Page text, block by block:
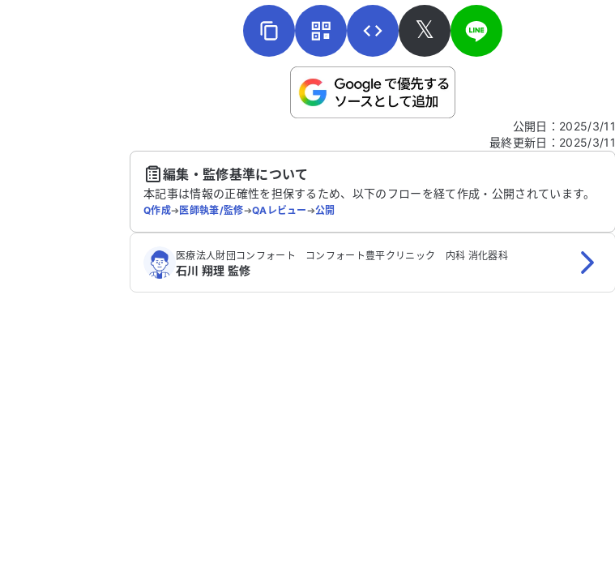
いただけると助かります。
こちらは送信専用のフォームです。氏名やご自身の病気の詳細などの個人情報は入れないでくだ
𝕏
公開日 ： 2025/3/11
最終更新日 ： 2025/3/11
編集・監修基準について
本記事は情報の正確性を担保するため、以下のフローを経て作成・公開されています。
Q作成➔医師執筆/監修➔QAレビュー➔公開
医療法人財団コンフォート コンフォート豊平クリニック 内科 消化器科
石川 翔理 監修